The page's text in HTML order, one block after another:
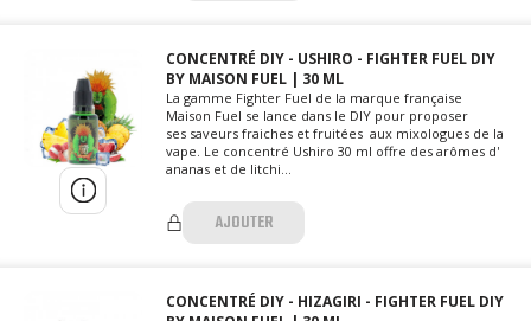
CONCENTRÉ DIY - USHIRO - FIGHTER FUEL DIY
BY MAISON FUEL | 30 ML
La gamme Fighter Fuel de la marque française
Maison Fuel se lance dans le DIY pour proposer
ses saveurs fraiches et fruitées aux mixologues de la
vape. Le concentré Ushiro 30 ml offre des arômes d'
ananas et de litchi...
AJOUTER
CONCENTRÉ DIY - HIZAGIRI - FIGHTER FUEL DIY